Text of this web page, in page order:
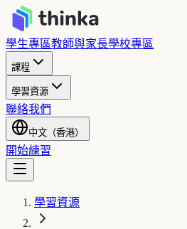
學生專區教師與家長學校專區
課程
學習資源
聯絡我們
中文（香港）
開始練習
學習資源